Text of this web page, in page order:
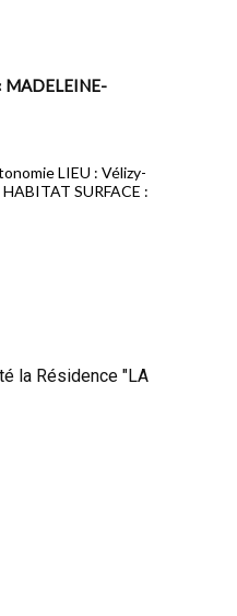
MADELEINE-
LIEU : Vélizy-
SURFACE :